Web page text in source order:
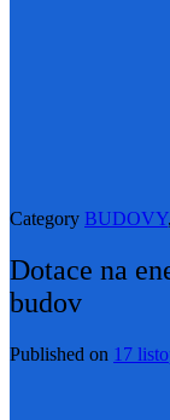
Category BUDOVY,
Dotace na
budov
Published on 17